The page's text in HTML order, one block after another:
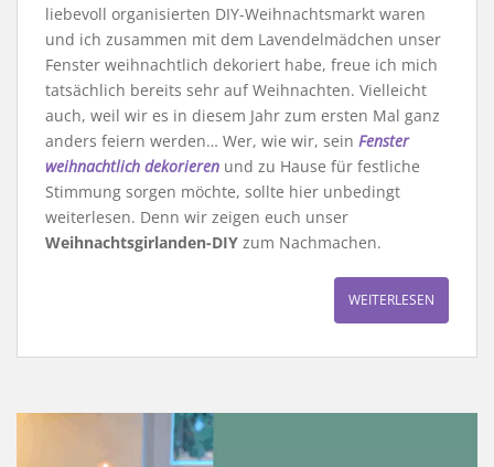
liebevoll organisierten DIY-Weihnachtsmarkt waren
und ich zusammen mit dem Lavendelmädchen unser
Fenster weihnachtlich dekoriert habe, freue ich mich
tatsächlich bereits sehr auf Weihnachten. Vielleicht
auch, weil wir es in diesem Jahr zum ersten Mal ganz
anders feiern werden… Wer, wie wir, sein Fenster
weihnachtlich dekorieren und zu Hause für festliche
Stimmung sorgen möchte, sollte hier unbedingt
weiterlesen. Denn wir zeigen euch unser
Weihnachtsgirlanden-DIY zum Nachmachen.
WEITERLESEN